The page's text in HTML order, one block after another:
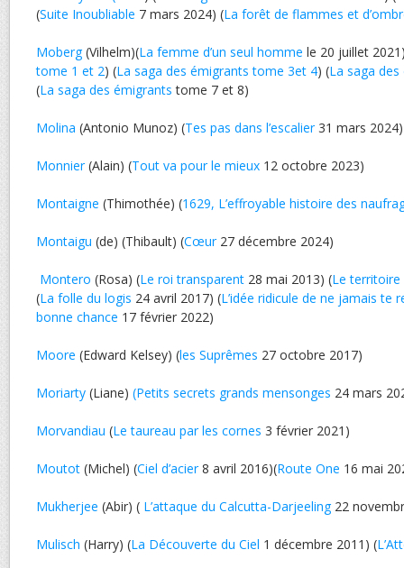
(Suite Inoubliable 7 mars 2024) (La forêt de flammes et
Moberg(Vilhelm)(La femme d’un seul homme le 20 juillet
tome 1 et 2) (La saga des émigrants tome 3et 4) (La saga
(La saga des émigrants tome 7 et 8)
Molina (Antonio Munoz) (Tes pas dans l’escalier31 mars 2024)
Monnier(Alain) (Tout va pour le mieux 12 octobre 2023)
Montaigne (Thimothée) (1629, L’effroyable histoire des
Montaigu (de) (Thibault) (Cœur27 décembre 2024)
Montero (Rosa) (Le roi transparent 28 mai 2013) (Le territoire
(La folle du logis 24 avril 2017) (L’idée ridicule de ne jamais te
bonne chance 17 février 2022)
Moore (Edward Kelsey) (les Suprêmes 27 octobre 2017)
Moriarty (Liane) (Petits secrets grands mensonges 24 mars
Morvandiau (Le taureau par les cornes 3 février 2021)
Moutot (Michel) (Ciel d’acier8 avril 2016)(Route One 16 mai
Mukherjee (Abir) ( L’attaque du Calcutta-Darjeeling22
Mulisch (Harry) (La Découverte du Ciel 1 décembre 2011) (